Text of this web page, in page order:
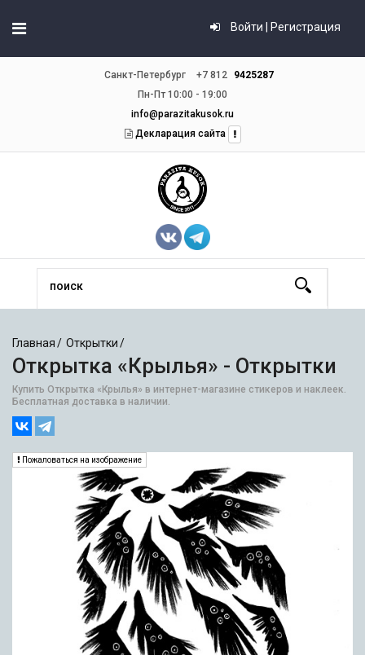
Войти | Регистрация
Санкт-Петербург +7 812
9425287
Пн-Пт 10:00 - 19:00
info@parazitakusok.ru
Декларация сайта
Главная Открытки
Открытка «Крылья» - Открытки
Купить Открытка «Крылья» в интернет-магазине стикеров и наклеек.
Бесплатная доставка в наличии.
Пожаловаться на изображение